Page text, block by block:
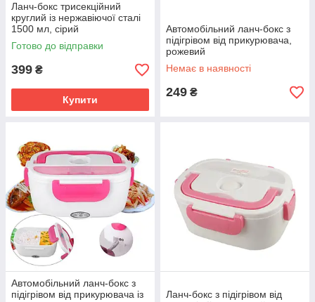
Ланч-бокс трисекційний
круглий із нержавіючої сталі
1500 мл, сірий
Готово до відправки
399 ₴
Купити
Автомобільний ланч-бокс з
підігрівом від прикурювача,
рожевий
Немає в наявності
249 ₴
Автомобільний ланч-бокс з
підігрівом від прикурювача із
Ланч-бокс з підігрівом від